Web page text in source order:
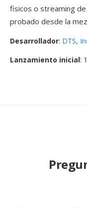
fisicos o streaming
probado desde la
Desarrollador: DTS,
Lanzamiento inicial: